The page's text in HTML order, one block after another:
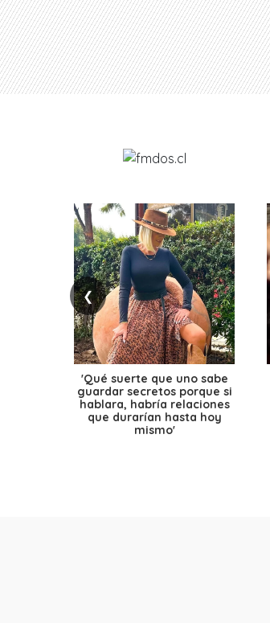
❮
'Qué suerte que uno sabe
guardar secretos porque si
hablara, habría relaciones
que durarían hasta hoy
mismo'